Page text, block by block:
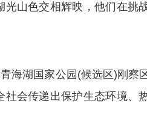
山色交相辉映，他们在挑
海湖国家公园(候选区)刚察
会传递出保护生态环境、